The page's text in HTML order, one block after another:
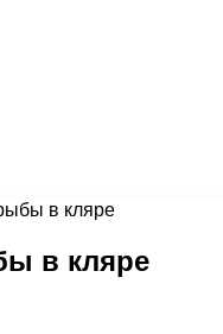
в кляре
в кляре